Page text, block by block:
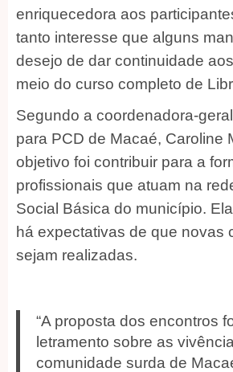
enriquecedora aos
tanto interesse que alguns
desejo de dar continuidade
meio do curso completo de
Segundo a coordenadora-
para PCD de Macaé, Caroline
objetivo foi contribuir para a
profissionais que atuam na
Social Básica do município.
há expectativas de que novas
sejam realizadas.
“A proposta dos encontros
letramento sobre as
comunidade surda de